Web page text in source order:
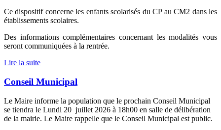
Ce dispositif concerne les enfants scolarisés du CP au CM2 dans les
établissements scolaires.
Des informations complémentaires concernant les modalités vous
seront communiquées à la rentrée.
Lire la suite
Conseil Municipal
Le Maire informe la population que le prochain Conseil Municipal
se tiendra le Lundi 20 juillet 2026 à 18h00 en salle de délibération
de la mairie. Le Maire rappelle que le Conseil Municipal est public.